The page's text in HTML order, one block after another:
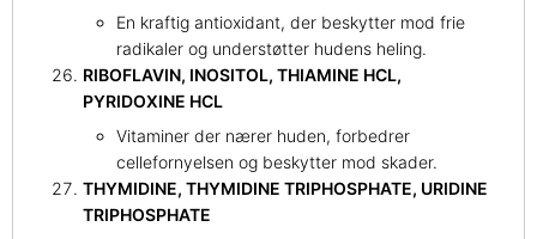
En kraftig antioxidant, der beskytter mod frie
radikaler og understøtter hudens heling.
RIBOFLAVIN, INOSITOL, THIAMINE HCL,
PYRIDOXINE HCL
Vitaminer der nærer huden, forbedrer
cellefornyelsen og beskytter mod skader.
THYMIDINE, THYMIDINE TRIPHOSPHATE, URIDINE
TRIPHOSPHATE